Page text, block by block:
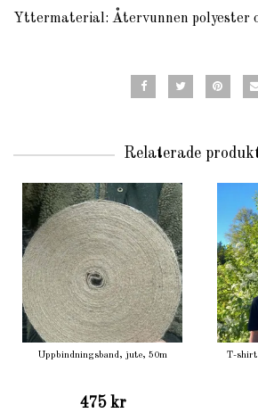
Yttermaterial: Återvunnen polyester
Relaterade
Uppbindningsband, jute, 50m
475 kr
T-shirt